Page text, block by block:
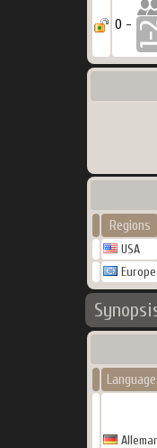
0 -
Regions
USA
Europe